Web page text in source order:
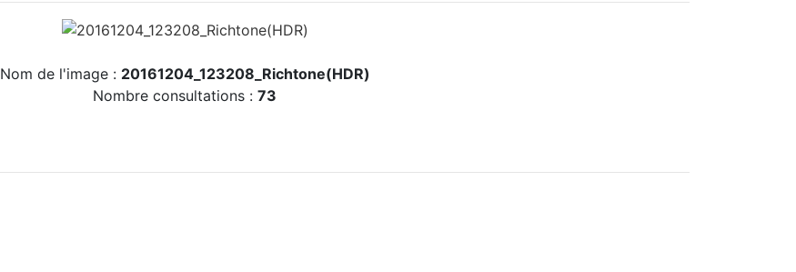
Nom de l'image : 20161204_123208_Richtone(HDR)
Nombre consultations : 73